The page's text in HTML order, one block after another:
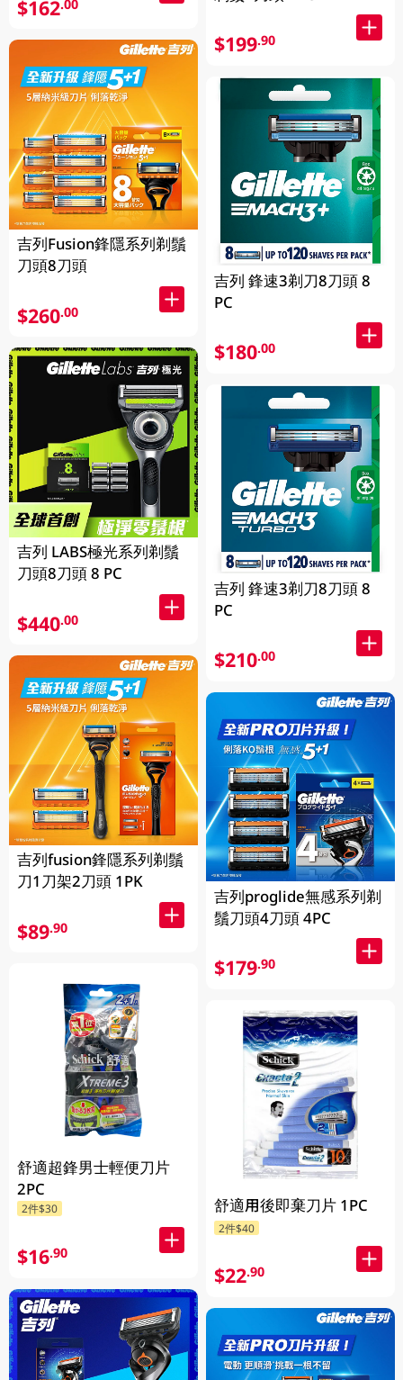
$162.00
吉列Fusion鋒隱系列剃鬚
刀頭8刀頭
$260.00
吉列 LABS極光系列剃鬚
刀頭8刀頭 8 PC
$440.00
吉列fusion鋒隱系列剃鬚
刀1刀架2刀頭 1PK
$89.90
舒適超鋒男士輕便刀片
2PC
2件$30
$16.90
$199.90
吉列 鋒速3剃刀8刀頭 8
PC
$180.00
吉列 鋒速3剃刀8刀頭 8
PC
$210.00
吉列proglide無感系列剃
鬚刀頭4刀頭 4PC
$179.90
舒適用後即棄刀片 1PC
2件$40
$22.90